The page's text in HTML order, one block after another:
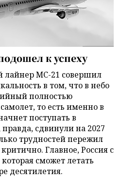
к успеху
лайнер МС-21 совершил
в том, что в небо
полностью
то есть именно в
поступать в
сдвинули на 2027
трудностей пережил
Главное, Россия с
сможет летать
десятилетия.